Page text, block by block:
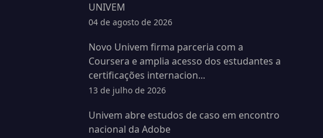
UNIVEM
04 de agosto de 2026
Novo Univem firma parceria com a
Coursera e amplia acesso dos estudantes a
certificações internacion...
13 de julho de 2026
Univem abre estudos de caso em encontro
nacional da Adobe